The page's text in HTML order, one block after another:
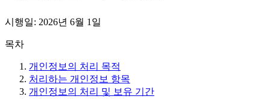
시행일: 2026년 6월 1일
목차
개인정보의 처리 목적
처리하는 개인정보 항목
개인정보의 처리 및 보유 기간